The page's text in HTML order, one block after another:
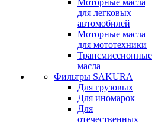
Моторные масла
для легковых
автомобилей
Моторные масла
для мототехники
Трансмиссионные
масла
Фильтры SAKURA
Для грузовых
Для иномарок
Для
отечественных